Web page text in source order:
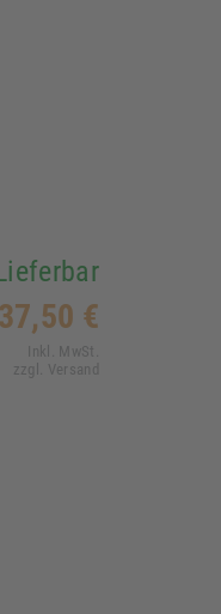
37,50 €
Inkl. MwSt.
zzgl. Versand